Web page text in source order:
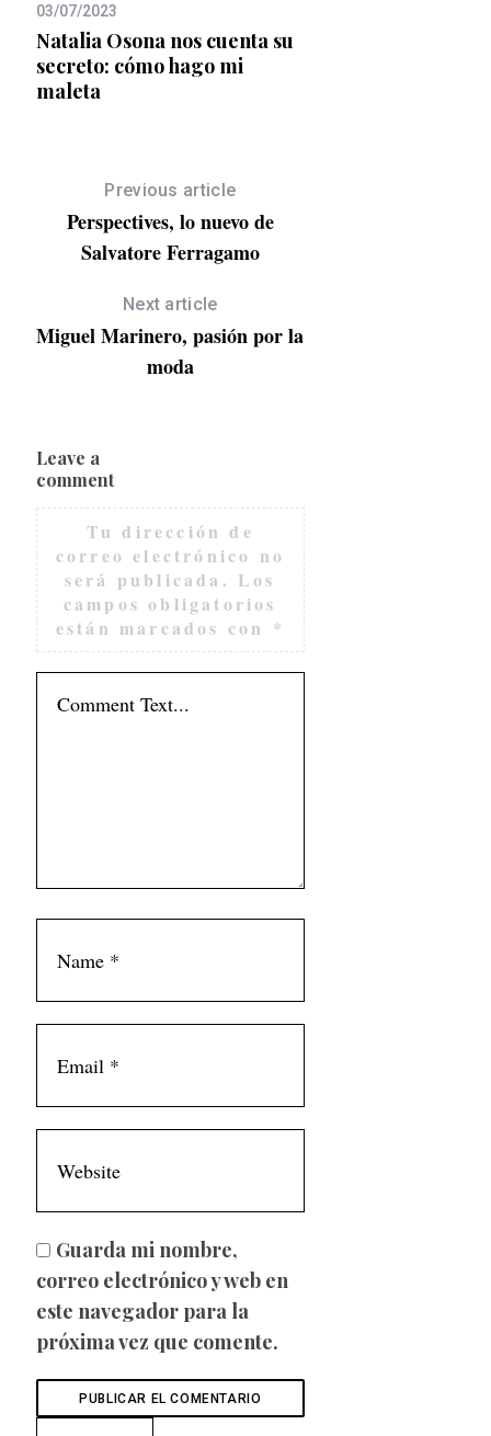
03/07/2023
Natalia Osona nos cuenta su
secreto: cómo hago mi
maleta
Previous article
Perspectives, lo nuevo de
Salvatore Ferragamo
Next article
Miguel Marinero, pasión por la
moda
Leave a
comment
Tu dirección de
correo electrónico no
será publicada. Los
campos obligatorios
están marcados con *
Guarda mi nombre,
correo electrónico y web en
este navegador para la
próxima vez que comente.